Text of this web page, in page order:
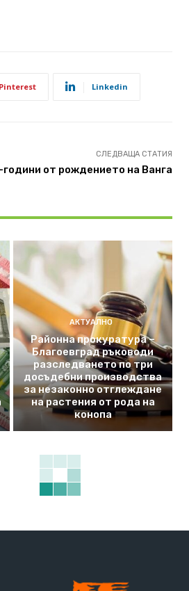
Pinterest Linkedin
СЛЕДВАЩА СТАТИЯ
години от рождението на Ванга
АКТУАЛНО
Районна прокуратура –
Благоевград ръководи
разследването по три
досъдебни производства
за незаконно отглеждане
на растения от рода на
конопа